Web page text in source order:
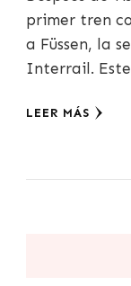
primer tren
a Füssen, la
Interrail.
LEER MÁS